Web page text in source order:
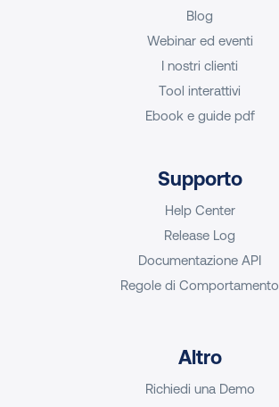
Blog
Webinar ed eventi
I nostri clienti
Tool interattivi
Ebook e guide pdf
Supporto
Help Center
Release Log
Documentazione API
Regole di Comportamento
Altro
Richiedi una Demo